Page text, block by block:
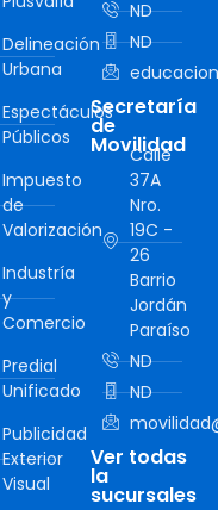
Delineación
Urbana
Espectáculos
Públicos
Impuesto
de
Valorización
Industría
y
Comercio
Predial
Unificado
Publicidad
Exterior
Visual
ND
ND
Secretaría
de
Movilidad
Calle
37A
Nro.
19C -
26
Barrio
Jordán
Paraíso
ND
ND
Ver todas
la
sucursales